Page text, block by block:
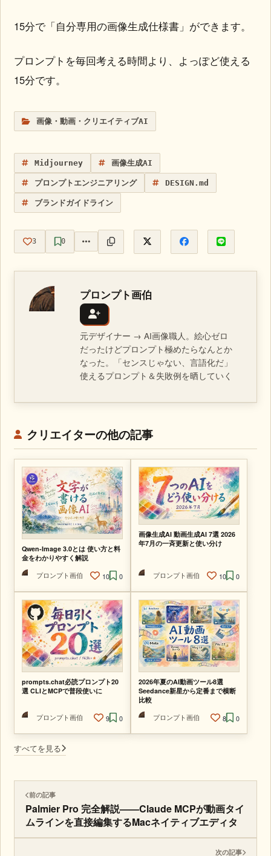
15分で「自分専用の画像生成仕様書」ができます。
プロンプトを毎回考える時間より、よっぽど使える
15分です。
画像・動画・クリエイティブAI
Midjourney 画像生成AI
プロンプトエンジニアリング DESIGN.md
ブランドガイドライン
3 0
プロンプト画伯
元デザイナー → AI画像職人。絵心ゼロ
だったけどプロンプト極めたらなんとか
なった。「センスじゃない、言語化だ」
使えるプロンプト＆失敗例を晒していく
クリエイターの他の記事
Qwen-Image 3.0とは 使い方と料
金をわかりやすく解説
プロンプト画伯
10 0
画像生成AI 動画生成AI 7選 2026
年7月の一斉更新と使い分け
プロンプト画伯 10 0
prompts.chat必読プロンプト20
選 CLIとMCPで普段使いに
プロンプト画伯 9 0
2026年夏のAI動画ツール8選
Seedance新星から定番まで横断
比較
プロンプト画伯
8 0
すべてを見る
前の記事
Palmier Pro 完全解説——Claude MCPが動画タイ
ムラインを直接編集するMacネイティブエディタ
次の記事